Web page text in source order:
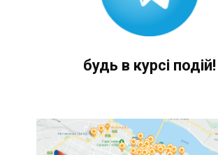
будь в курсі подій!